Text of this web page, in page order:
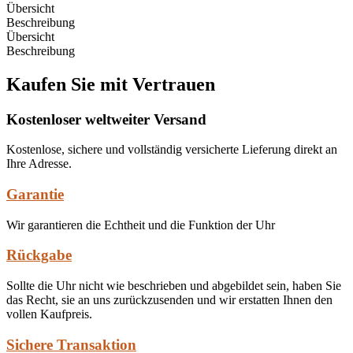
Übersicht
Beschreibung
Übersicht
Beschreibung
Kaufen Sie mit Vertrauen
Kostenloser weltweiter Versand
Kostenlose, sichere und vollständig versicherte Lieferung direkt an
Ihre Adresse.
Garantie
Wir garantieren die Echtheit und die Funktion der Uhr
Rückgabe
Sollte die Uhr nicht wie beschrieben und abgebildet sein, haben Sie
das Recht, sie an uns zurückzusenden und wir erstatten Ihnen den
vollen Kaufpreis.
Sichere Transaktion